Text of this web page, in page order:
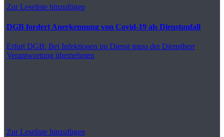
Zur Leseliste hinzufügen
DGB fordert Anerkennung von Covid-19 als Dienstunfall
Erfurt DGB: Bei Infektionen im Dienst muss der Dienstherr
Verantwortung übernehmen
Zur Leseliste hinzufügen